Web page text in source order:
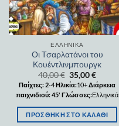
ΕΛΛΗΝΙΚΆ
Οι Τσαρλατάνοι του
Κουέντλινμπουργκ
40,00€ 35,00€
Παίχτες: 2-4Ηλικία:10+Διάρκεια
παιχνιδιού: 45' Γλώσσες:Ελληνικά
ΠΡΟΣΘΉΚΗ ΣΤΟ ΚΑΛΆΘΙ